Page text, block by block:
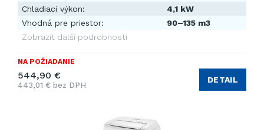
Chladiaci výkon:
4,1 kW
Vhodná pre priestor:
90–135 m3
Zobrazit další podrobnosti
NA POŽIADANIE
544,90 €
443,01 € bez DPH
DETAIL